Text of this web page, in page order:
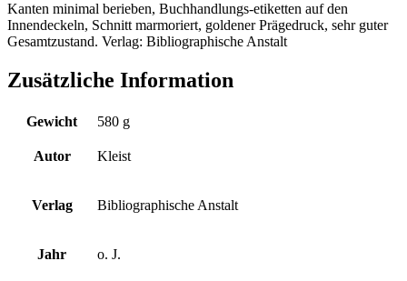
Kanten minimal berieben, Buchhandlungs-etiketten auf den
Innendeckeln, Schnitt marmoriert, goldener Prägedruck, sehr guter
Gesamtzustand. Verlag: Bibliographische Anstalt
Zusätzliche Information
Gewicht 580 g
Autor Kleist
Verlag Bibliographische Anstalt
Jahr o. J.